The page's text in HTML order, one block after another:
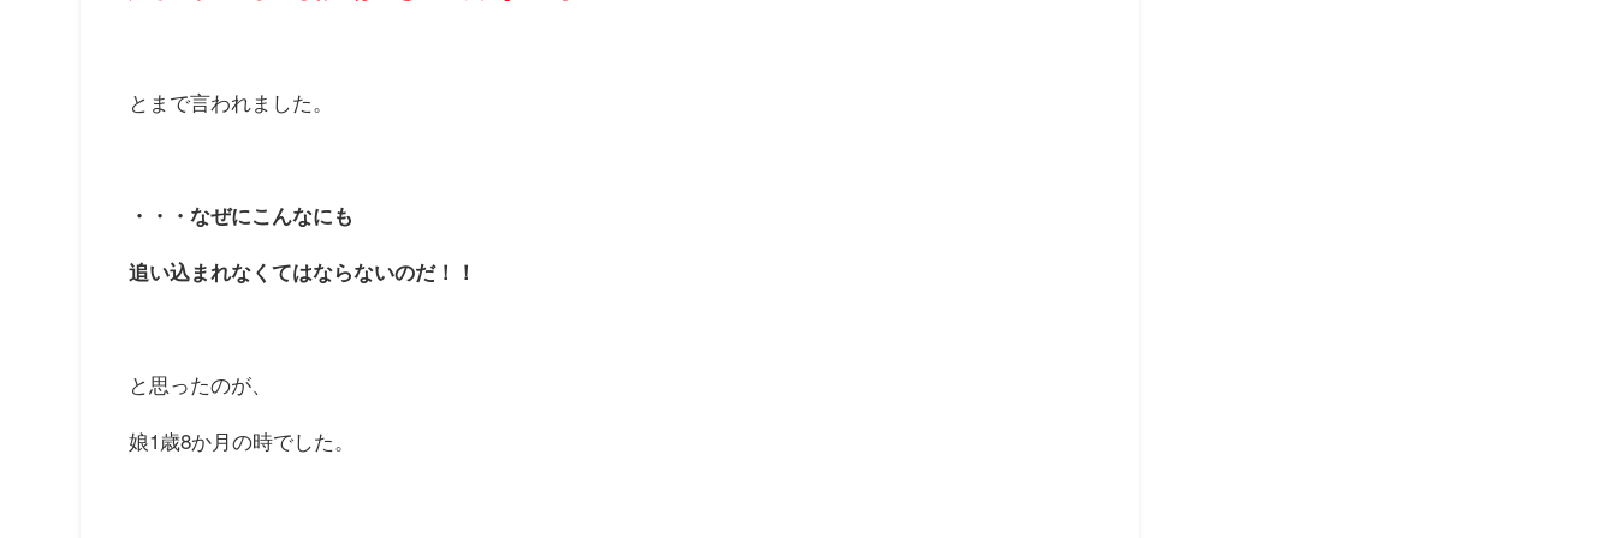
とまで言われました。
・・・なぜにこんなにも
追い込まれなくてはならないのだ！！
と思ったのが、
娘1歳8か月の時でした。